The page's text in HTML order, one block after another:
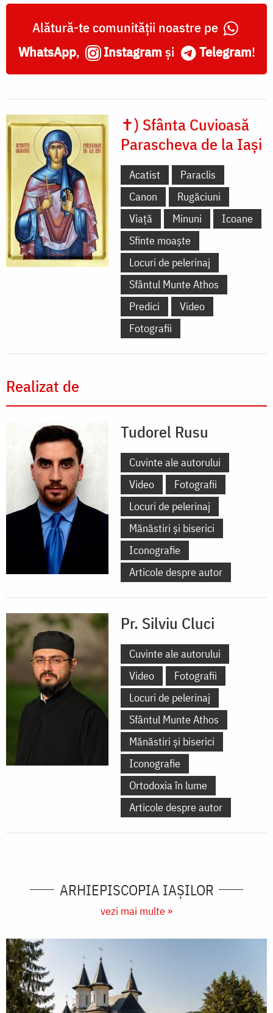
Alătură-te comunității noastre pe
WhatsApp, Instagram și Telegram!
✝) Sfânta Cuvioasă
Parascheva de la Iași
Acatist
Paraclis
Canon
Rugăciuni
Viață
Minuni
Icoane
Sfinte moaște
Locuri de pelerinaj
Sfântul Munte Athos
Predici
Video
Fotografii
Realizat de
Tudorel Rusu
Cuvinte ale autorului
Video
Fotografii
Locuri de pelerinaj
Mănăstiri și biserici
Iconografie
Articole despre autor
Pr. Silviu Cluci
Cuvinte ale autorului
Video
Fotografii
Locuri de pelerinaj
Sfântul Munte Athos
Mănăstiri și biserici
Iconografie
Ortodoxia în lume
Articole despre autor
ARHIEPISCOPIA IAŞILOR
vezi mai multe »